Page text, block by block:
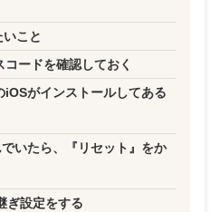
こと
ードを確認しておく
がインストールしてある
いたら、『リセット』をか
ぎ設定をする